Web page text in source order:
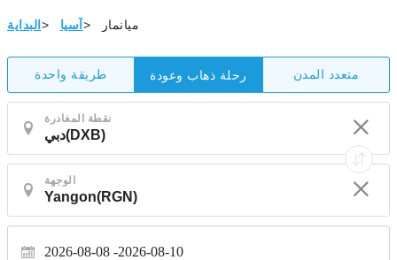
البداية > آسيا > ميانمار
طريقة واحدة رحلة ذهاب وعودة متعدد المدن
نقطة المغادرة
الوجهة
2026-08-08 2026-08-10